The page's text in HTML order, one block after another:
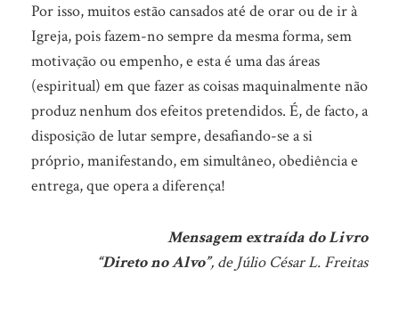
Por isso, muitos estão cansados até de orar ou de ir à
Igreja, pois fazem-no sempre da mesma forma, sem
motivação ou empenho, e esta é uma das áreas
(espiritual) em que fazer as coisas maquinalmente não
produz nenhum dos efeitos pretendidos. É, de facto, a
disposição de lutar sempre, desafiando-se a si
próprio, manifestando, em simultâneo, obediência e
entrega, que opera a diferença!
Mensagem extraída do Livro
“Direto no Alvo”, de Júlio César L. Freitas